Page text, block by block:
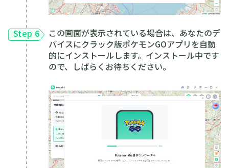
Step 6
この画面が表示されている場合は、あなたのデ
バイスにクラック版ポケモンGOアプリを自動
的にインストールします。インストール中です
ので、しばらくお待ちください。